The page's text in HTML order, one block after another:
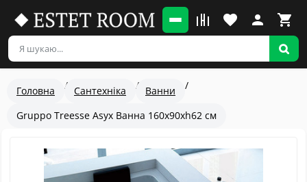
Головна Сантехніка
Ванни
Gruppo Treesse Asyx Ванна 160x90xh62 см